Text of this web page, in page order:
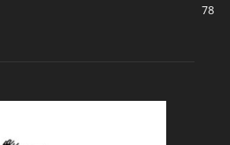
78